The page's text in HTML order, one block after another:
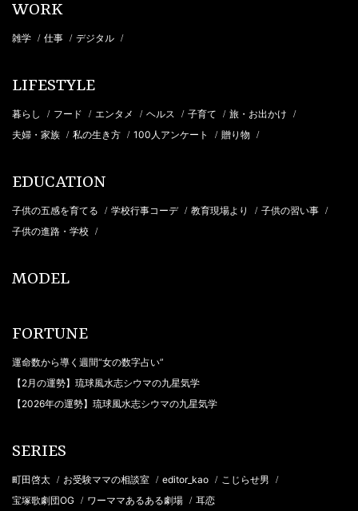
WORK
雑学 / 仕事 / デジタル /
LIFESTYLE
暮らし / フード / エンタメ / ヘルス / 子育て / 旅・お出かけ /
夫婦・家族 / 私の生き方 / 100人アンケート / 贈り物 /
EDUCATION
子供の五感を育てる / 学校行事コーデ / 教育現場より / 子供の習い事 /
子供の進路・学校 /
MODEL
FORTUNE
運命数から導く週間“女の数字占い”
【2月の運勢】琉球風水志シウマの九星気学
【2026年の運勢】琉球風水志シウマの九星気学
SERIES
町田啓太 / お受験ママの相談室 / editor_kao / こじらせ男 /
宝塚歌劇団OG / ワーママあるある劇場 / 耳恋